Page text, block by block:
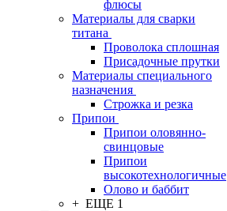
флюсы
Материалы для сварки
титана
Проволока сплошная
Присадочные прутки
Материалы специального
назначения
Строжка и резка
Припои
Припои оловянно-
свинцовые
Припои
высокотехнологичные
Олово и баббит
+ ЕЩЕ 1